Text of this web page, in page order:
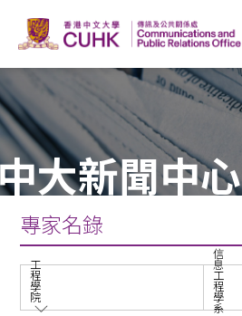
大新聞中心
專家名錄
工
程
學
院
信
息
工
程
學
系